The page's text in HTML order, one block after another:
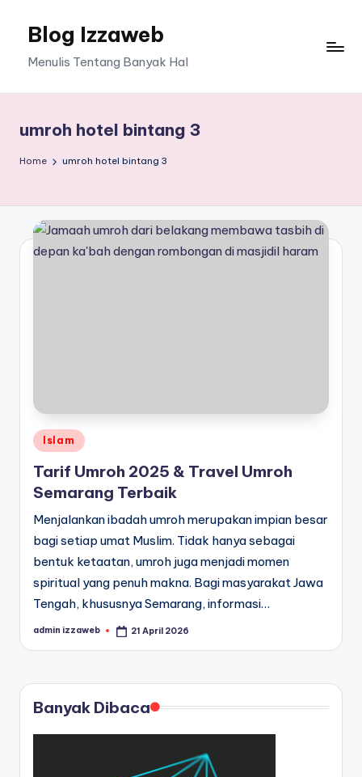
Blog Izzaweb
Menulis Tentang Banyak Hal
umroh hotel bintang 3
Home umroh hotel bintang 3
Posted
in
Islam
Tarif Umroh 2025 & Travel Umroh
Semarang Terbaik
Menjalankan ibadah umroh merupakan impian besar
bagi setiap umat Muslim. Tidak hanya sebagai
bentuk ketaatan, umroh juga menjadi momen
spiritual yang penuh makna. Bagi masyarakat Jawa
Tengah, khususnya Semarang, informasi…
Posted
admin izzaweb 21 April 2026
Banyak Dibaca